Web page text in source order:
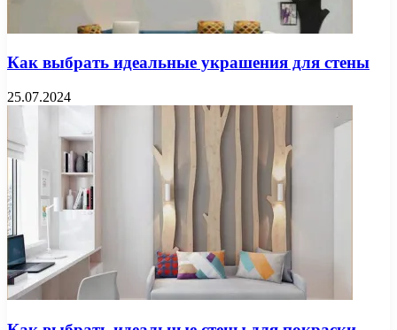
Как выбрать идеальные украшения для стены
25.07.2024